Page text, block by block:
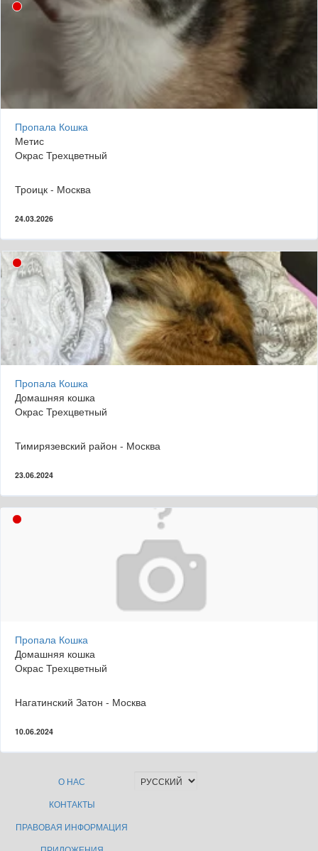
Пропала Кошка
Метис
Окрас Трехцветный
Троицк - Москва
24.03.2026
Пропала Кошка
Домашняя кошка
Окрас Трехцветный
Тимирязевский район - Москва
23.06.2024
Пропала Кошка
Домашняя кошка
Окрас Трехцветный
Нагатинский Затон - Москва
10.06.2024
О НАС
КОНТАКТЫ
ПРАВОВАЯ ИНФОРМАЦИЯ